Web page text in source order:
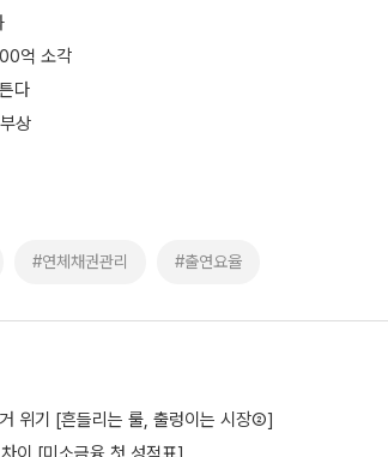
억 소각
다
상
#연체채권관리 #출연요율
위기 [흔들리는 룰, 출렁이는 시장②]